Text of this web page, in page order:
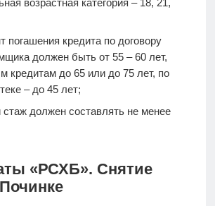
погашения кредита по договору
должен быть от 55 – 60 лет,
кредитам до 65 или до 75 лет, по
– до 45 лет;
стаж должен составлять не менее
«РСХБ». Снятие